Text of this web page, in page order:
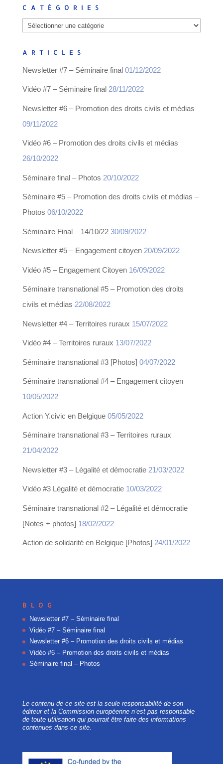
CATÉGORIES
Catégories
ARTICLES
Newsletter #7 – Séminaire final 01/12/2022
Vidéo #7 – Séminaire final 28/11/2022
Newsletter #6 – Promotion des droits civils et médias
09/11/2022
Vidéo #6 – Promotion des droits civils et médias
26/10/2022
Séminaire final – Photos 20/10/2022
Séminaire #5 – Promotion des droits civils et médias –
Photos 06/10/2022
Séminaire Final – 14/10/22 30/09/2022
Newsletter #5 – Engagement citoyen 20/09/2022
Vidéo #5 – Engagement Citoyen 16/09/2022
Séminaire transnational #5 – Promotion des droits
civils et médias 22/08/2022
Newsletter #4 – Territoires ruraux 15/07/2022
Vidéo #4 – Territoires ruraux 13/07/2022
Séminaire transnational #3 [Photos] 04/07/2022
Séminaire transnational #4 – Engagement citoyen
10/05/2022
Action Y.civic en Belgique 05/05/2022
Séminaire transnational #3 – Territoires ruraux
21/04/2022
Newsletter #3 – Légalité et démocratie 21/03/2022
Vidéo #3 Légalité et démocratie 10/03/2022
Séminaire transnational #2 – Légalité et démocratie
[Notes + photos] 18/02/2022
Action de solidarité en Belgique [Photos] 24/01/2022
BLOG
Newsletter #7 – Séminaire final
Vidéo #7 – Séminaire final
Newsletter #6 – Promotion des droits civils et médias
Vidéo #6 – Promotion des droits civils et médias
Séminaire final – Photos
Le contenu de ce site est la seule responsabilité de son
éditeur et la Commission européenne n’est pas responsable
de toute utilisation qui pourrait être faite des informations
contenues dans ce site.